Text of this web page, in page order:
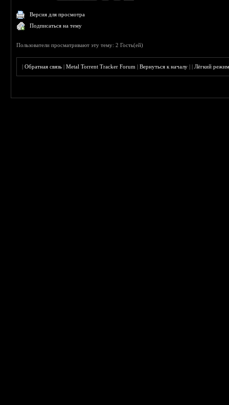
Версия для просмотра
Подписаться на тему
Пользователи просматривают эту тему: 2 Гость(ей)
|Обратная связь |Metal Torrent Tracker Forum |Вернуться к началу ||Лёгкий